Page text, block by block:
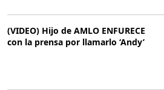
(VIDEO) Hijo de AMLO ENFURECE
con la prensa por llamarlo ‘Andy’